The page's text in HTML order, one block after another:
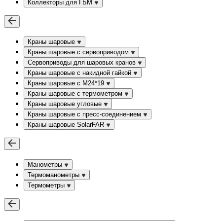
Коллекторы для ГБМ
Краны шаровые
Краны шаровые с сервоприводом
Сервоприводы для шаровых кранов
Краны шаровые с накидной гайкой
Краны шаровые с М24*19
Краны шаровые с термометром
Краны шаровые угловые
Краны шаровые c пресс-соединением
Краны шаровые SolarFAR
Манометры
Термоманометры
Термометры